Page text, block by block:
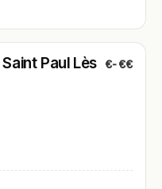
Paul Lès
€-€€